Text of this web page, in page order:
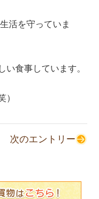
活を守っていま
食事しています。
）
次のエントリー